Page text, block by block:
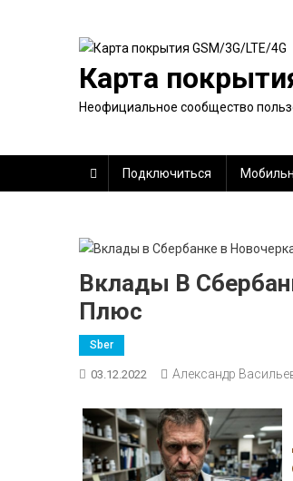
содержимому
Карта
Неофициальное сообщество
Подключиться
Вклады В
Плюс
Sber
03.12.2022 Александр